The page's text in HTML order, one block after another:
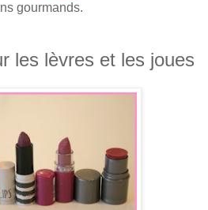
gourmands.
les lèvres et les joues